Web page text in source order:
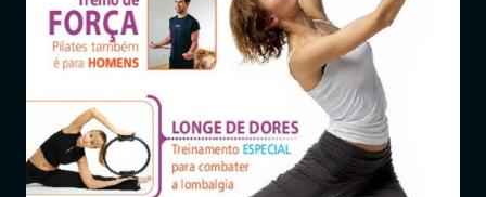
Notícias
Entrar